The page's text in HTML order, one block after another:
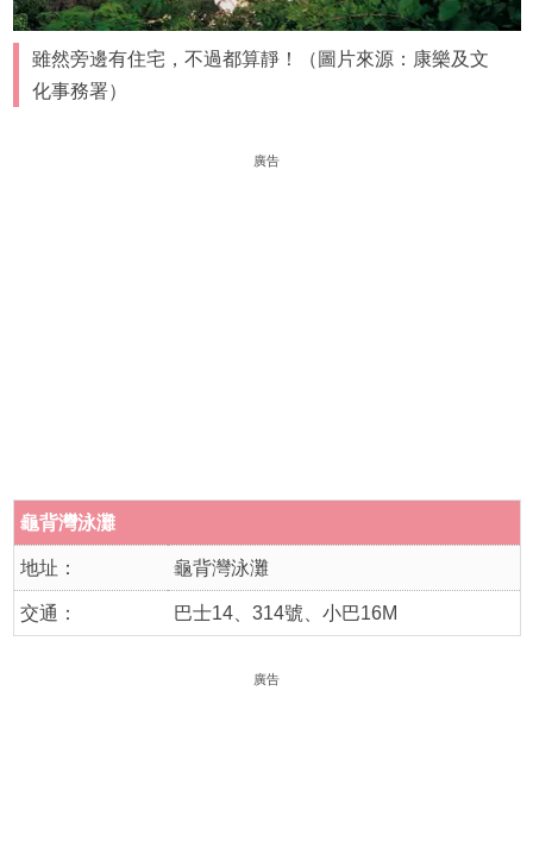
雖然旁邊有住宅，不過都算靜！（圖片來源：康樂及文
化事務署）
廣告
龜背灣泳灘
地址： 龜背灣泳灘
交通： 巴士14、314號、小巴16M
廣告